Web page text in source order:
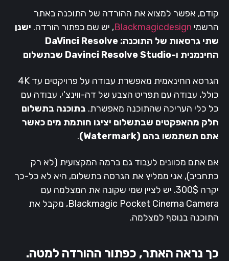
קודם, אפשר למצוא את ההורדה של התוכנה באתר
הרשמי Blackmagicdesign, יש שם כפתור הורדה. ישנן
שתי גרסאות של התוכנה: DaVinci Resolve
החינמנית ו-Davinci Resolve Studio שבתשלום
הגרסא החינאמית מאפשרת עבודה על פרויקטים עד 4K
כולל, עבודה עם תפריט הצבע של דה-ווינצ'י, עבודה עם
כל כלי העריכה שהתוכנה מאפשרת. בתוכנה בתשלום
חלק מהאפקטים שבתשלום יציגו חותמת מים כאשר
אתם תשתמשו בהם (Watermark)
.
אם אתם מכוונים לעבוד גם ברמה המקצועית (לא רק
כתחביב), אני ממליץ את הגרסה בתשלום, היא לא כל-כך
יקרה 300$. יש לציין שמי שקונה את המצלמה עם
Blackmagic Pocket Cinema Camera, מקבל את
התוכנה בנוסף למצלמה.
כך נראה האתר, כפתור ההורדה למטה.